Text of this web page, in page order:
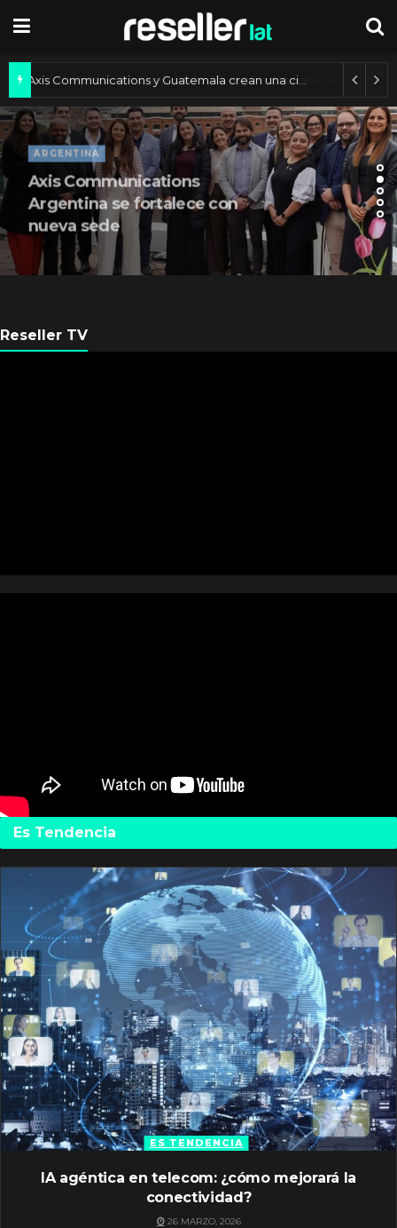
ARGENTINA
Axis Communications
Argentina se fortalece con
nueva sede
Reseller TV
Es Tendencia
ES TENDENCIA
IA agéntica en telecom: ¿cómo mejorará la
conectividad?
26 MARZO, 2026